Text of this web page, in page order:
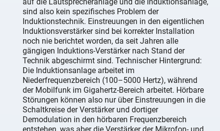
sind also kein spezifisches Problem der
Induktionstechnik. Einstreuungen in den eigentlichen
Induktionsverstärker sind bei korrekter Installation
noch nie berichtet worden, da seit Jahren alle
gängigen Induktions-Verstärker nach Stand der
Technik abgeschirmt sind. Technischer Hintergrund:
Die Induktionsanlage arbeitet im
Niederfrequenzbereich (100–5000 Hertz), während
der Mobilfunk im Gigahertz-Bereich arbeitet. Hörbare
Störungen können also nur über Einstreuungen in die
Schaltkreise der Verstärker und dortiger
Demodulation in den hörbaren Frequenzbereich
entstehen, was aber die Verstärker der Mikrofon- und